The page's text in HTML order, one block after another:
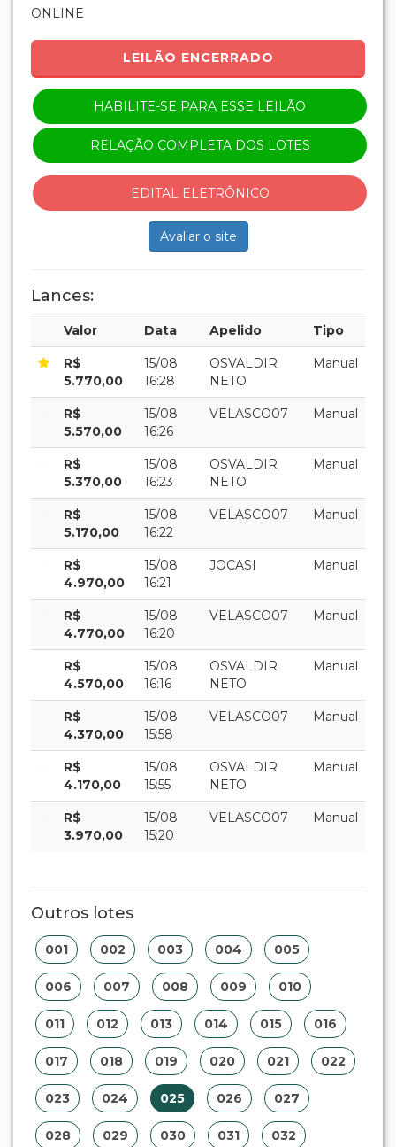
ONLINE
LEILÃO ENCERRADO
HABILITE-SE PARA ESSE LEILÃO
RELAÇÃO COMPLETA DOS LOTES
EDITAL ELETRÔNICO
Avaliar o site
Lances:
Valor Data Apelido Tipo
R$
5.770,00
15/08
16:28
OSVALDIR
NETO
Manual
R$
5.570,00
15/08
16:26
VELASCO07 Manual
R$
5.370,00
15/08
16:23
OSVALDIR
NETO
Manual
R$
5.170,00
15/08
16:22
VELASCO07 Manual
R$
4.970,00
15/08
16:21
JOCASI Manual
R$
4.770,00
15/08
16:20
VELASCO07 Manual
R$
4.570,00
15/08
16:16
OSVALDIR
NETO
Manual
R$
4.370,00
15/08
15:58
VELASCO07 Manual
R$
4.170,00
15/08
15:55
OSVALDIR
NETO
Manual
R$
3.970,00
15/08
15:20
VELASCO07 Manual
Outros lotes
001 002 003 004 005
006 007 008 009 010
011 012 013 014 015 016
017 018 019 020 021 022
023 024 025 026 027
028 029 030 031 032